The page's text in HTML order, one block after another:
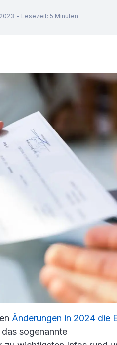
- Lesezeit: 5 Minuten
Änderungen in 2024 die
sogenannte